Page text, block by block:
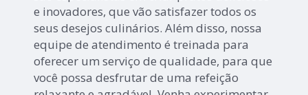
e inovadores, que vão satisfazer todos os
seus desejos culinários. Além disso, nossa
equipe de atendimento é treinada para
oferecer um serviço de qualidade, para que
você possa desfrutar de uma refeição